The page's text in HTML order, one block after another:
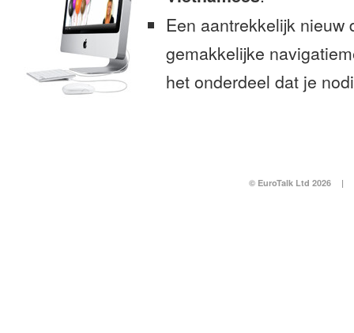
Een aantrekkelijk nieuw
gemakkelijke
het onderdeel dat je
© EuroTalk Ltd 2026 |